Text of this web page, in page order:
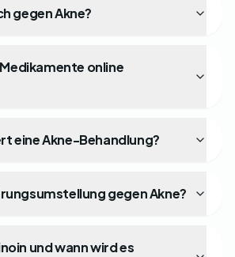
gegen Akne?
online
eine Akne-Behandlung?
gegen Akne?
und wann wird es